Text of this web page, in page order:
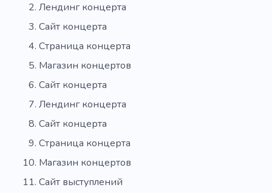
Группа
Знаменитость
Дети
Музыкальные занятия
Урок музыки
Сценическое выступление
Театральный репертуар
Беспроводные наушники
Исполнитель
Оперный театр
Лендинг концерта
Сайт концерта
Страница концерта
Магазин концертов
Сайт концерта
Лендинг концерта
Сайт концерта
Страница концерта
Магазин концертов
Сайт выступлений